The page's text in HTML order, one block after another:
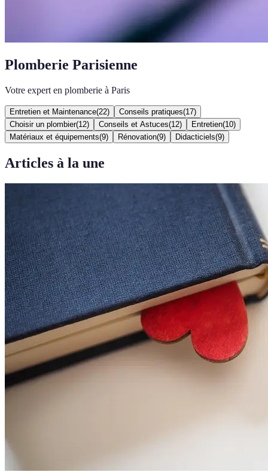
Plomberie Parisienne
Votre expert en plomberie à Paris
Entretien et Maintenance(22) Conseils pratiques(17)
Choisir un plombier(12) Conseils et Astuces(12) Entretien(10)
Matériaux et équipements(9) Rénovation(9) Didacticiels(9)
Articles à la une